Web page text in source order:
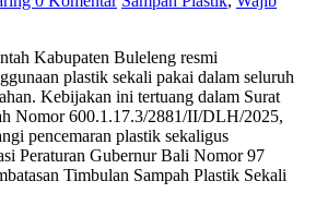
Kabupaten Buleleng resmi
plastik sekali pakai dalam seluruh
Kebijakan ini tertuang dalam Surat
Nomor 600.1.17.3/2881/II/DLH/2025,
pencemaran plastik sekaligus
Peraturan Gubernur Bali Nomor 97
Timbulan Sampah Plastik Sekali